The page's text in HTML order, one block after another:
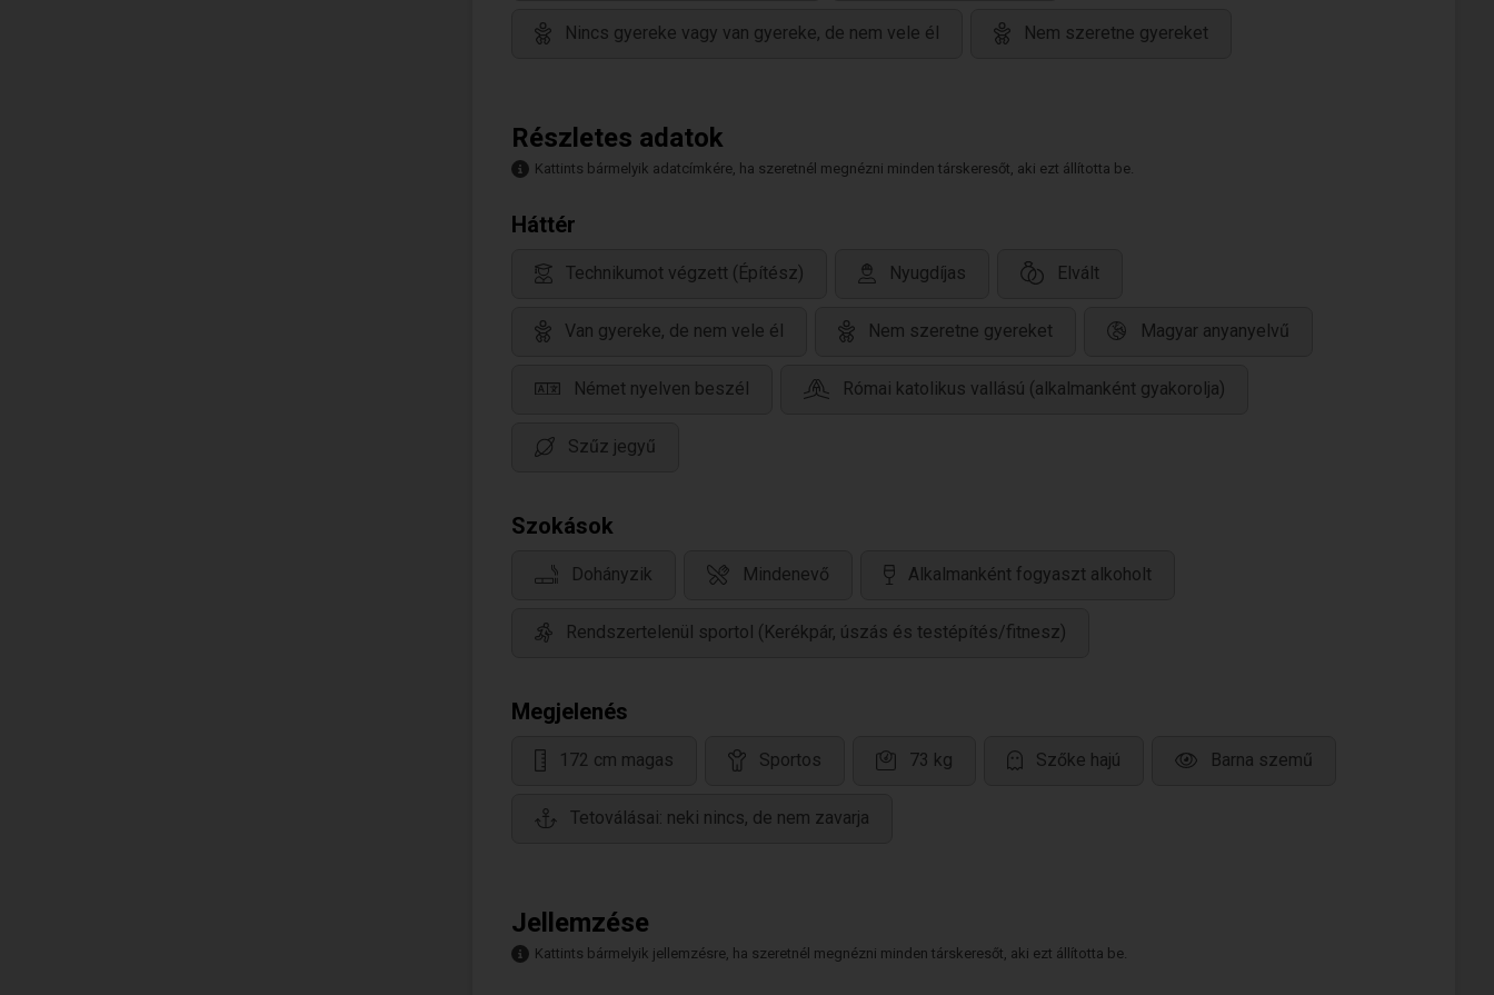
Nincs gyereke vagy van gyereke, de nem vele él Nem szeretne gyereket
Részletes adatok
Kattints bármelyik adatcímkére, ha szeretnél megnézni minden társkeresőt, aki ezt állította be.
Háttér
Technikumot végzett (Építész) Nyugdíjas Elvált
Van gyereke, de nem vele él Nem szeretne gyereket Magyar anyanyelvű
Német nyelven beszél Római katolikus vallású (alkalmanként gyakorolja)
Szűz jegyű
Szokások
Dohányzik Mindenevő Alkalmanként fogyaszt alkoholt
Rendszertelenül sportol (Kerékpár, úszás és testépítés/fitnesz)
Megjelenés
172 cm magas Sportos 73 kg Szőke hajú Barna szemű
Tetoválásai: neki nincs, de nem zavarja
Jellemzése
Kattints bármelyik jellemzésre, ha szeretnél megnézni minden társkeresőt, aki ezt állította be.